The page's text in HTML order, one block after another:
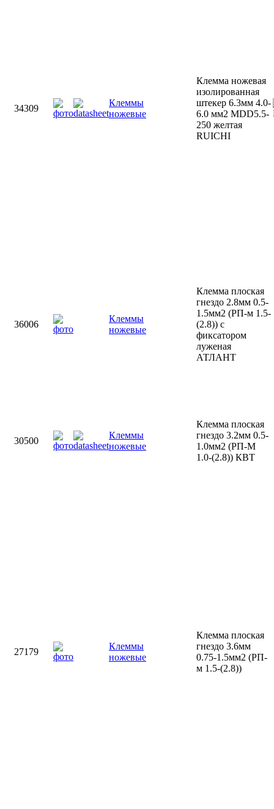
34309
Клеммы
ножевые
Клемма ножевая
изолированная
штекер 6.3мм 4.0-
6.0 мм2 MDD5.5-
250 желтая
RUICHI
36006
Клеммы
ножевые
Клемма плоская
гнездо 2.8мм 0.5-
1.5мм2 (РП-м 1.5-
(2.8)) с
фиксатором
луженая
АТЛАНТ
30500
Клеммы
ножевые
Клемма плоская
гнездо 3.2мм 0.5-
1.0мм2 (РП-М
1.0-(2.8)) КВТ
27179
Клеммы
ножевые
Клемма плоская
гнездо 3.6мм
0.75-1.5мм2 (РП-
м 1.5-(2.8))